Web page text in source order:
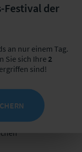
Festival der
an nur einem Tag.
Sie sich Ihre 2
sind!